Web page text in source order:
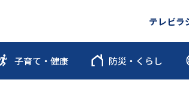
テレビラ
子育て・健康 防災・くらし